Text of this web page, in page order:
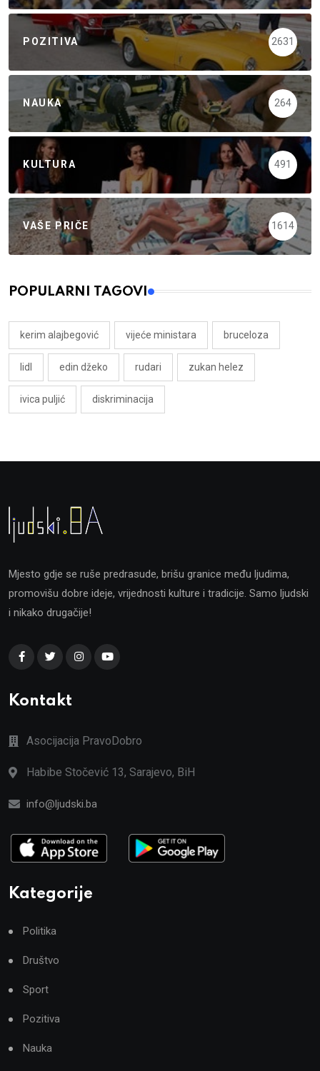
POZITIVA 2631
NAUKA 264
KULTURA 491
VAŠE PRIČE 1614
POPULARNI TAGOVI
kerim alajbegović vijeće ministara bruceloza
lidl edin džeko rudari zukan helez
ivica puljić diskriminacija
Mjesto gdje se ruše predrasude, brišu granice među ljudima,
promovišu dobre ideje, vrijednosti kulture i tradicije. Samo ljudski
i nikako drugačije!
Kontakt
Asocijacija PravoDobro
Habibe Stočević 13, Sarajevo, BiH
info@ljudski.ba
Kategorije
Politika
Društvo
Sport
Pozitiva
Nauka